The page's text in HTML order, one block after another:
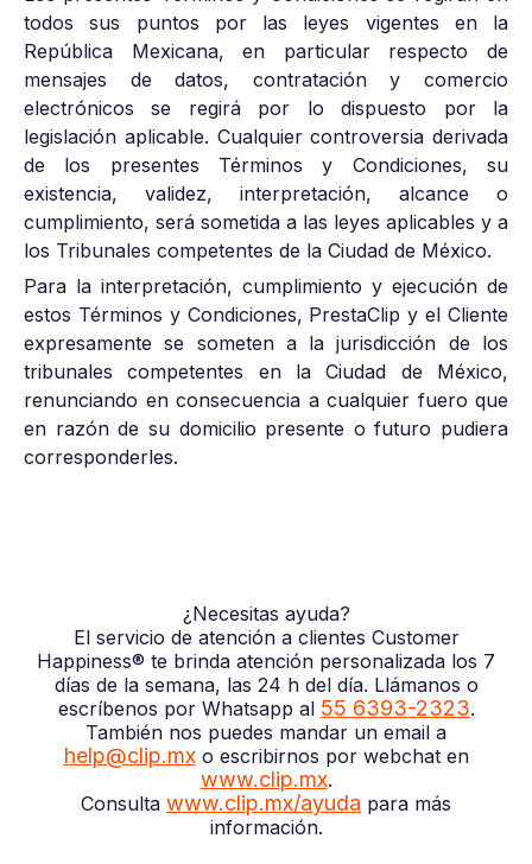
todos sus puntos por las leyes vigentes en la
República Mexicana, en particular respecto de
mensajes de datos, contratación y comercio
electrónicos se regirá por lo dispuesto por la
legislación aplicable. Cualquier controversia derivada
de los presentes Términos y Condiciones, su
existencia, validez, interpretación, alcance o
cumplimiento, será sometida a las leyes aplicables y a
los Tribunales competentes de la Ciudad de México.
Para la interpretación, cumplimiento y ejecución de
estos Términos y Condiciones, PrestaClip y el Cliente
expresamente se someten a la jurisdicción de los
tribunales competentes en la Ciudad de México,
renunciando en consecuencia a cualquier fuero que
en razón de su domicilio presente o futuro pudiera
corresponderles.
¿Necesitas ayuda?
El servicio de atención a clientes Customer
Happiness® te brinda atención personalizada los 7
días de la semana, las 24 h del día. Llámanos o
escríbenos por Whatsapp al 55 6393-2323.
También nos puedes mandar un email a
help@clip.mxo escribirnos por webchat en
www.clip.mx.
Consulta www.clip.mx/ayuda para más
información.